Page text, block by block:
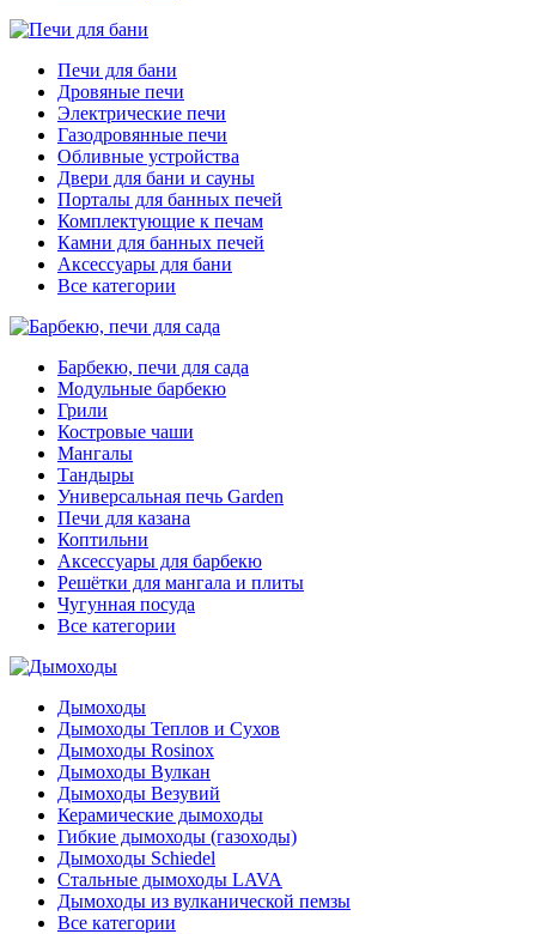
Печи для бани
Дровяные печи
Электрические печи
Газодровянные печи
Обливные устройства
Двери для бани и сауны
Порталы для банных печей
Комплектующие к печам
Камни для банных печей
Аксессуары для бани
Все категории
Барбекю, печи для сада
Модульные барбекю
Грили
Костровые чаши
Мангалы
Тандыры
Универсальная печь Garden
Печи для казана
Коптильни
Аксессуары для барбекю
Решётки для мангала и плиты
Чугунная посуда
Все категории
Дымоходы
Дымоходы Теплов и Сухов
Дымоходы Rosinox
Дымоходы Вулкан
Дымоходы Везувий
Керамические дымоходы
Гибкие дымоходы (газоходы)
Дымоходы Schiedel
Стальные дымоходы LAVA
Дымоходы из вулканической пемзы
Все категории